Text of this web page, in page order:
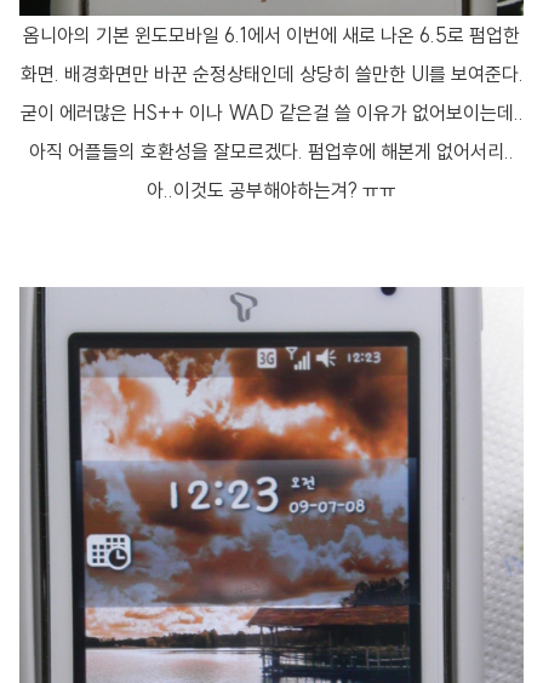
옴니아의 기본 윈도모바일 6.1에서 이번에 새로 나온 6.5로 펌업한
화면. 배경화면만 바꾼 순정상태인데 상당히 쓸만한 UI를 보여준다.
굳이 에러많은 HS++ 이나 WAD 같은걸 쓸 이유가 없어보이는데..
아직 어플들의 호환성을 잘모르겠다. 펌업후에 해본게 없어서리..
아..이것도 공부해야하는겨? ㅠㅠ